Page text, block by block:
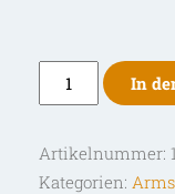
Bearpaw
Armschutz
Menge
In
Artikelnummer:
Kategorien: